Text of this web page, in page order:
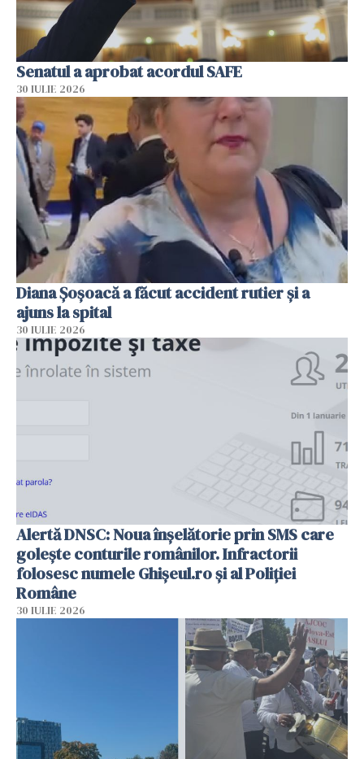
Senatul a aprobat acordul SAFE
30 IULIE 2026
Diana Șoșoacă a făcut accident rutier și a
ajuns la spital
30 IULIE 2026
Alertă DNSC: Noua înșelătorie prin SMS care
golește conturile românilor. Infractorii
folosesc numele Ghișeul.ro și al Poliției
Române
30 IULIE 2026